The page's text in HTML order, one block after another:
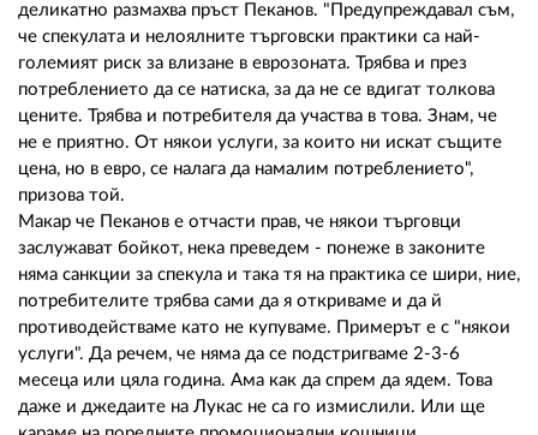
деликатно размахва пръст Пеканов. "Предупреждавал съм,
че спекулата и нелоялните търговски практики са най-
големият риск за влизане в еврозоната. Трябва и през
потреблението да се натиска, за да не се вдигат толкова
цените. Трябва и потребителя да участва в това. Знам, че
не е приятно. От някои услуги, за които ни искат същите
цена, но в евро, се налага да намалим потреблението",
призова той.
Макар че Пеканов е отчасти прав, че някои търговци
заслужават бойкот, нека преведем - понеже в законите
няма санкции за спекула и така тя на практика се шири, ние,
потребителите трябва сами да я откриваме и да й
противодействаме като не купуваме. Примерът е с "някои
услуги". Да речем, че няма да се подстригваме 2-3-6
месеца или цяла година. Ама как да спрем да ядем. Това
даже и джедаите на Лукас не са го измислили. Или ще